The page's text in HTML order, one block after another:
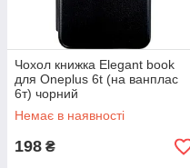
Чохол книжка Elegant book
для Oneplus 6t (на ванплас
6т) чорний
Немає в наявності
198 ₴